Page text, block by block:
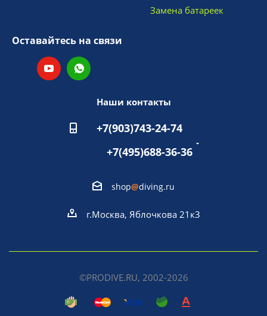
Замена батареек
Оставайтесь на связи
Наши контакты
+7(903)743-24-74
+7(495)688-36-36
shop@diving.ru
г.Москва, Яблочкова 21к3
©PRODIVE.RU, 2002-2026